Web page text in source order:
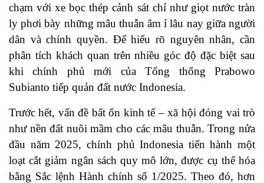
chạm với xe bọc thép cảnh sát chỉ như giọt nước tràn
ly phơi bày những mâu thuẫn âm ỉ lâu nay giữa người
dân và chính quyền. Để hiểu rõ nguyên nhân, cần
phân tích khách quan trên nhiều góc độ đặc biệt sau
khi chính phủ mới của Tổng thống Prabowo
Subianto tiếp quản đất nước Indonesia.
Trước hết, vấn đề bất ổn kinh tế – xã hội đóng vai trò
như nền đất nuôi mầm cho các mâu thuẫn. Trong nửa
đầu năm 2025, chính phủ Indonesia tiến hành một
loạt cắt giảm ngân sách quy mô lớn, được cụ thể hóa
bằng Sắc lệnh Hành chính số 1/2025. Theo đó, hơn